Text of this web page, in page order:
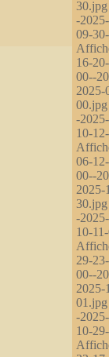
-
09-
16-
00--
2025-
-
10-
06-
00--
2025-
-
10-
29-
00--
2025-
-
10-